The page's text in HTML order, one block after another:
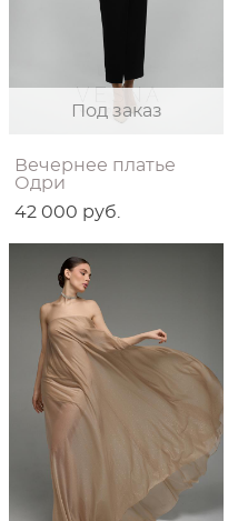
Под заказ
Вечернее платье
Одри
42 000 pуб.